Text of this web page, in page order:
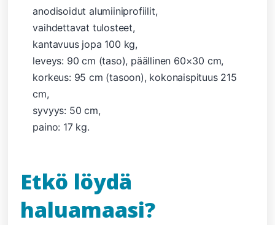
anodisoidut alumiiniprofiilit,
vaihdettavat tulosteet,
kantavuus jopa 100 kg,
leveys: 90 cm (taso), päällinen 60×30 cm,
korkeus: 95 cm (tasoon), kokonaispituus 215
cm,
syvyys: 50 cm,
paino: 17 kg.
Etkö löydä
haluamaasi?